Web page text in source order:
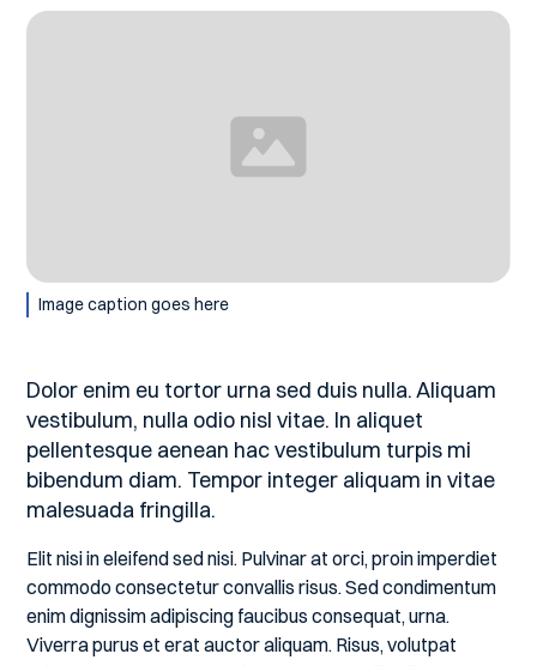
Image caption goes here
Dolor enim eu tortor urna sed duis nulla. Aliquam
vestibulum, nulla odio nisl vitae. In aliquet
pellentesque aenean hac vestibulum turpis mi
bibendum diam. Tempor integer aliquam in vitae
malesuada fringilla.
Elit nisi in eleifend sed nisi. Pulvinar at orci, proin imperdiet
commodo consectetur convallis risus. Sed condimentum
enim dignissim adipiscing faucibus consequat, urna.
Viverra purus et erat auctor aliquam. Risus, volutpat